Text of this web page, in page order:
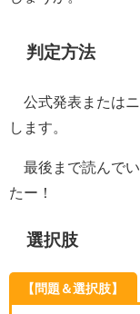
判定方法
公式発表またはニ
します。
最後まで読んでい
たー！
選択肢
【問題＆選択肢】